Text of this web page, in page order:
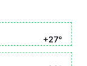
+27°